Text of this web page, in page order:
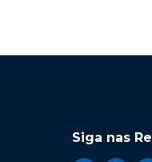
Siga nas